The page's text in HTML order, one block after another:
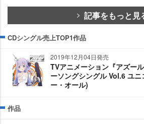
記事をもっと見
CDシングル売上TOP1作品
2019年12月04日発売
TVアニメーション『アズー
ーソングシングル Vol.6 ユ
ー・オール)
作品